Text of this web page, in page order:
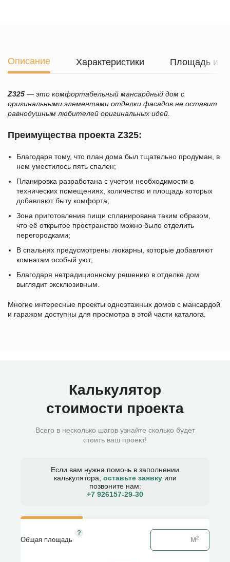
Описание Характеристики Площадь и
Z325 — это комфортабельный мансардный дом с
оригинальными элементами отделки фасадов не оставит
равнодушным любителей оригинальных идей.
Преимущества проекта Z325:
Благодаря тому, что план дома был тщательно продуман, в
нем уместилось пять спален;
Планировка разработана с учетом необходимости в
технических помещениях, количество и площадь которых
добавляют быту комфорта;
Зона приготовления пищи спланирована таким образом,
что её открытое пространство можно было отделить
перегородками;
В спальнях предусмотрены люкарны, которые добавляют
комнатам особый уют;
Благодаря нетрадиционному решению в отделке дом
выглядит эксклюзивным.
Многие интересные проекты одноэтажных домов с мансардой
и гаражом доступны для просмотра в этой части каталога.
Калькулятор
стоимости проекта
Всего в несколько шагов узнайте сколько будет
стоить ваш проект!
Если вам нужна помочь в заполнении
калькулятора, оставьте заявку или
позвоните нам:
+7 926157-29-30​
Общая площадь